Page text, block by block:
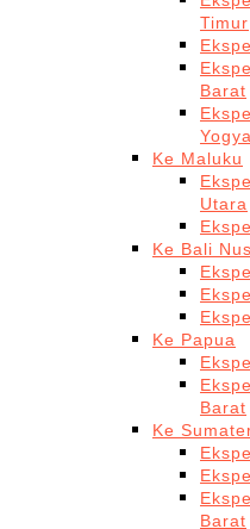
Timur
Barat
Ke Maluku
Utara
Ke Bali
Ke Papua
Barat
Ke
Barat